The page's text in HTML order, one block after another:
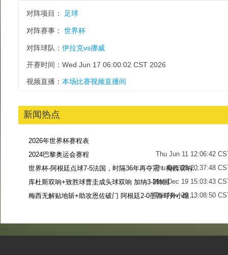
对阵项目： 足球
对阵赛事： 世界杯
对阵球队： 伊拉克vs挪威
开赛时间：Wed Jun 17 06:00:02 CST 2026
视频直播： 本场比赛视频直播间
新闻热点
2026年世界杯赛程表
Thu Jun 11 12:06:42
2024巴黎奥运会赛程
Thu Dec 28 20:37:48
世界杯-阿根廷点球7-5法国，时隔36年再夺冠！梅西双响姆巴佩戴帽
Mon Dec 19 15:03:43
库杜斯双响+致胜球曹圭成头球双响 加纳3-2韩国
Tue Nov 29 13:08:50
梅西无解贴地斩+助攻恩佐破门 阿根廷2-0墨西哥升小组第二